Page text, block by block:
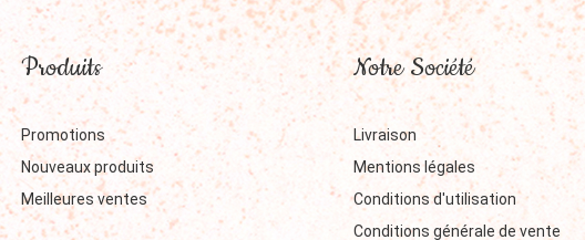
Produits
Promotions
Nouveaux produits
Meilleures ventes
Notre Société
Livraison
Mentions légales
Conditions d'utilisation
Conditions générale de vente